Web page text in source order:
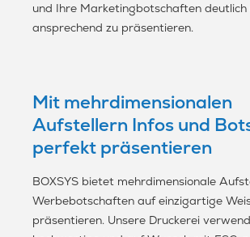
und Ihre Marketingbotschaften deutlich
ansprechend zu präsentieren.
Mit mehrdimensionalen
Aufstellern Infos und
perfekt präsentieren
BOXSYS bietet mehrdimensionale
Werbebotschaften auf einzigartige
präsentieren. Unsere Druckerei